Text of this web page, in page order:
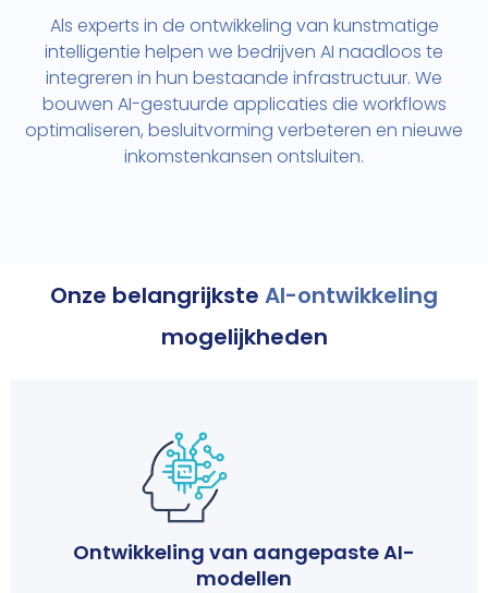
Als experts in de ontwikkeling van kunstmatige
intelligentie helpen we bedrijven AI naadloos te
integreren in hun bestaande infrastructuur. We
bouwen AI-gestuurde applicaties die workflows
optimaliseren, besluitvorming verbeteren en nieuwe
inkomstenkansen ontsluiten.
Onze belangrijkste AI-ontwikkeling
mogelijkheden
Ontwikkeling van aangepaste AI-
modellen